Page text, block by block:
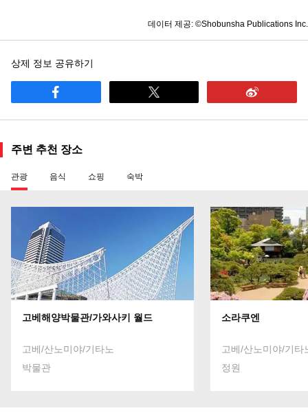
데이터 제공: ©Shobunsha Publications Inc.
상제 정보 공유하기
주변 추천 장소
관광 음식 쇼핑 숙박
고베해양박물관/가와사키 월드
고베/산노미야/기타노
박물관
소라쿠엔
고베/산노미야/기타
정원